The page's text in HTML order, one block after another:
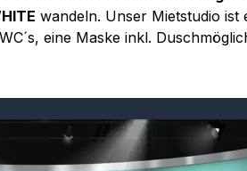
wandeln. Unser Mietstudio ist
eine Maske inkl.